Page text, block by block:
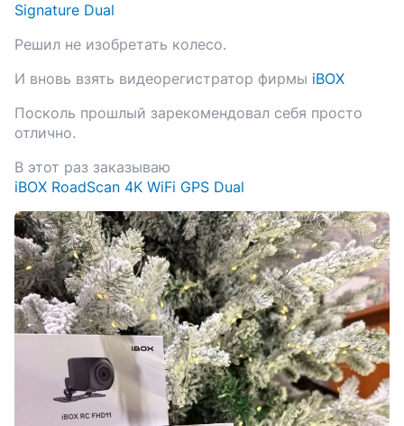
Signature Dual
Решил не изобретать колесо.
И вновь взять видеорегистратор фирмы iBOX
Посколь прошлый зарекомендовал себя просто
отлично.
В этот раз заказываю
iBOX RoadScan 4K WiFi GPS Dual